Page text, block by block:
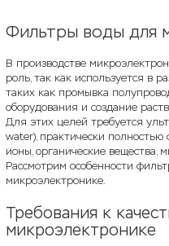
Фильтры воды для
В производстве
роль, так как используется в
таких как промывка
оборудования и создание
Для этих целей требуется
water), практически
ионы, органические вещества,
Рассмотрим особенности
микроэлектронике.
Требования к
микроэлектронике